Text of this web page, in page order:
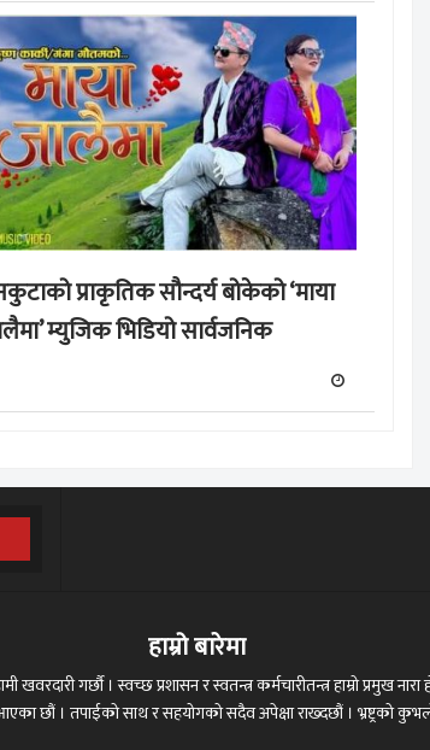
प्राकृतिक सौन्दर्य बोकेको ‘माया
म्युजिक भिडियो सार्वजनिक
हाम्रो बारेमा
खवरदारी गर्छौ । स्वच्छ प्रशासन र स्वतन्त्र कर्मचारीतन्त्र हाम्रो प्रमुख नारा
आएका छौं । तपाईको साथ र सहयोगको सदैव अपेक्षा राख्दछौं । भ्रष्ट्रको